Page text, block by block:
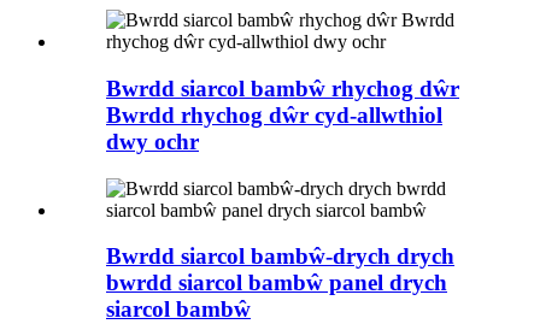
Bwrdd siarcol bambŵ rhychog dŵr
Bwrdd rhychog dŵr cyd-allwthiol
dwy ochr
Bwrdd siarcol bambŵ-drych drych
bwrdd siarcol bambŵ panel drych
siarcol bambŵ